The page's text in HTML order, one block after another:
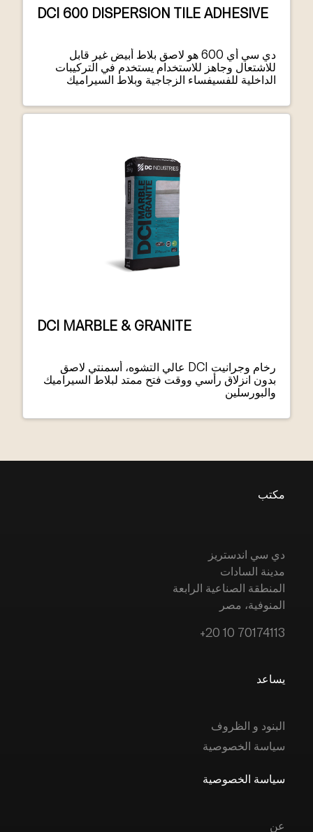
DCI 600 DISPERSION TILE ADHESIVE
دي سي أي 600 هو لاصق بلاط أبيض غير قابل
للاشتعال وجاهز للاستخدام يستخدم في التركيبات
الداخلية للفسيفساء الزجاجية وبلاط السيراميك
لاصق ملاط لفواصل البلاطالمشتت DCI 600 هو
لاصق من فئة D2TE ديسبرشين(D)، محسّن (2)، غير
على الجدران والأرضيات للتركيبات الرقيقة
والمتوسطة للبلاط والمواد الحجرية
DCI MARBLE & GRANITE
رخام وجرانيت DCI عالي التشوه، أسمنتي لاصق
بدون انزلاق رأسي ووقت فتح ممتد لبلاط السيراميك
والبورسلين
مكتب
دي سي اندستريز
مدينة السادات
المنطقة الصناعية الرابعة
المنوفية، مصر
+20 10 70174113
يساعد
البنود و الظروف
سياسة الخصوصية
سياسة الخصوصية
عن